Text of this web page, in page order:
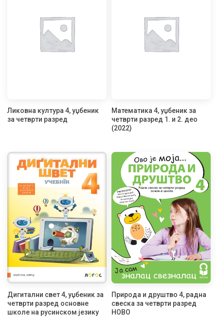
Ликовна култура 4, уџбеник
за четврти разред
Математика 4, уџбеник за
четврти разред 1. и 2. део
(2022)
Дигитални свет 4, уџбеник за
четврти разред основне
школе на русинском језику
Природа и друштво 4, радна
свеска за четврти разред
НОВО